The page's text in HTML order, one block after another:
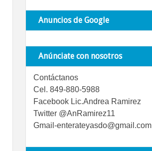
Anuncios de Google
Anúnciate con nosotros
Contáctanos
Cel. 849-880-5988
Facebook Lic.Andrea Ramirez
Twitter @AnRamirez11
Gmail-enterateyasdo@gmail.com